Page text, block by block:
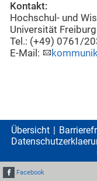
Kontakt:
Hochschul- und
Universität Freiburg
Tel.: (+49) 0761/
E-Mail:
Übersicht
Facebook